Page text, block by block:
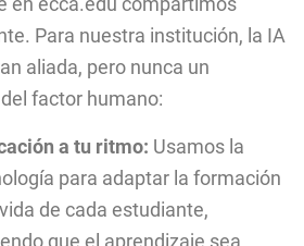
Para nuestra institución, la IA
aliada, pero nunca un
factor humano:
a tu ritmo: Usamos la
para adaptar la formación
de cada estudiante,
que el aprendizaje sea